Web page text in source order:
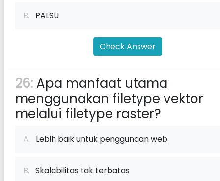
B. PALSU
Check Answer
26: Apa manfaat utama
menggunakan filetype vektor
melalui filetype raster?
A. Lebih baik untuk penggunaan web
B. Skalabilitas tak terbatas